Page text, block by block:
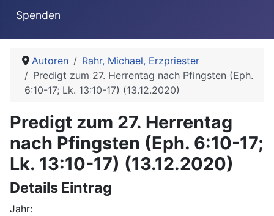
Spenden
Autoren
Rahr, Michael, Erzpriester
Predigt zum 27. Herrentag nach Pfingsten (Eph.
6:10-17; Lk. 13:10-17) (13.12.2020)
Predigt zum 27. Herrentag
nach Pfingsten (Eph. 6:10-17;
Lk. 13:10-17) (13.12.2020)
Details Eintrag
Jahr: